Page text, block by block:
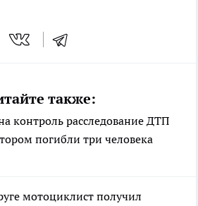
также:
контроль расследование ДТП
погибли три человека
мотоциклист получил